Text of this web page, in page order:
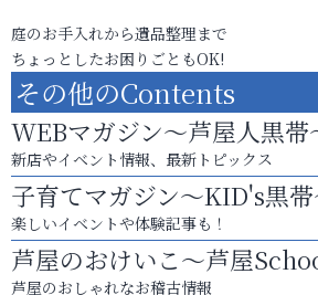
庭のお手入れから遺品整理まで
ちょっとしたお困りごともOK!
その他のContents
WEBマガジン～芦屋人黒帯
新店やイベント情報、最新トピックス
子育てマガジン～KID's黒
楽しいイベントや体験記事も！
芦屋のおけいこ～芦屋
芦屋のおしゃれなお稽古情報